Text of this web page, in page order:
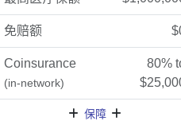
免赔额
Coinsurance
(in-network)
80%
保障